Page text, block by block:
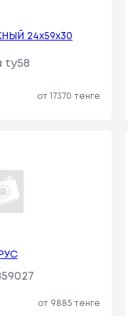
24x59x30
ty58
от 17370 тенге
от 9885 тенге